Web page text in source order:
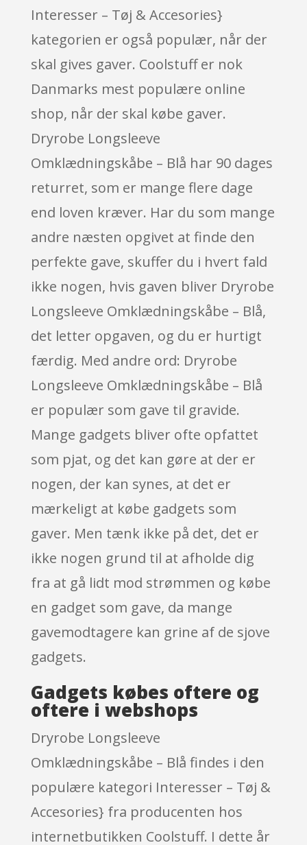
Interesser – Tøj & Accesories}
kategorien er også populær, når der
skal gives gaver. Coolstuff er nok
Danmarks mest populære online
shop, når der skal købe gaver.
Dryrobe Longsleeve
Omklædningskåbe – Blå har 90 dages
returret, som er mange flere dage
end loven kræver. Har du som mange
andre næsten opgivet at finde den
perfekte gave, skuffer du i hvert fald
ikke nogen, hvis gaven bliver Dryrobe
Longsleeve Omklædningskåbe – Blå,
det letter opgaven, og du er hurtigt
færdig. Med andre ord: Dryrobe
Longsleeve Omklædningskåbe – Blå
er populær som gave til gravide.
Mange gadgets bliver ofte opfattet
som pjat, og det kan gøre at der er
nogen, der kan synes, at det er
mærkeligt at købe gadgets som
gaver. Men tænk ikke på det, det er
ikke nogen grund til at afholde dig
fra at gå lidt mod strømmen og købe
en gadget som gave, da mange
gavemodtagere kan grine af de sjove
gadgets.
Gadgets købes oftere og
oftere i webshops
Dryrobe Longsleeve
Omklædningskåbe – Blå findes i den
populære kategori Interesser – Tøj &
Accesories} fra producenten hos
internetbutikken Coolstuff. I dette år